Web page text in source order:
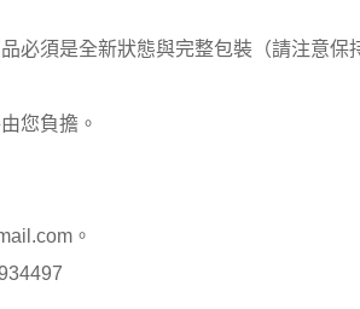
必須是全新狀態與完整包裝（請注意
您負擔。
。